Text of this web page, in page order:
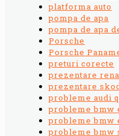
platforma auto
pompa de apa
pompa de apa
Porsche
Porsche
preturi corecte
prezentare
prezentare
probleme audi
probleme bmw
probleme bmw
probleme bmw